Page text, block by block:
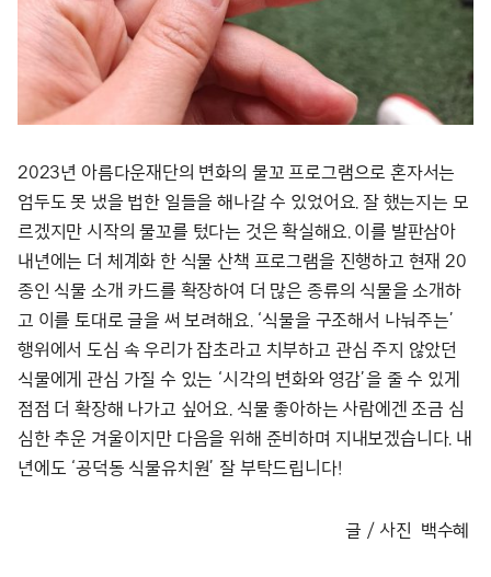
2023년 아름다운재단의 변화의 물꼬 프로그램으로 혼자서는
엄두도 못 냈을 법한 일들을 해나갈 수 있었어요. 잘 했는지는 모
르겠지만 시작의 물꼬를 텄다는 것은 확실해요. 이를 발판삼아
내년에는 더 체계화 한 식물 산책 프로그램을 진행하고 현재 20
종인 식물 소개 카드를 확장하여 더 많은 종류의 식물을 소개하
고 이를 토대로 글을 써 보려해요. ‘식물을 구조해서 나눠주는’
행위에서 도심 속 우리가 잡초라고 치부하고 관심 주지 않았던
식물에게 관심 가질 수 있는 ‘시각의 변화와 영감’을 줄 수 있게
점점 더 확장해 나가고 싶어요. 식물 좋아하는 사람에겐 조금 심
심한 추운 겨울이지만 다음을 위해 준비하며 지내보겠습니다. 내
년에도 ‘공덕동 식물유치원’ 잘 부탁드립니다!
글 / 사진 백수혜